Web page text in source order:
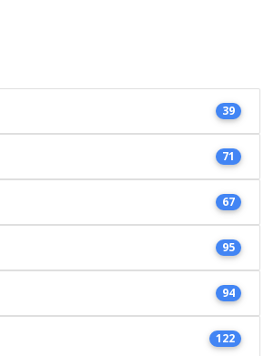
39
71
67
95
94
122